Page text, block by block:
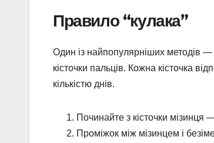
Правило “кулака”
Один із найпопулярніших методів —
кісточки пальців. Кожна кісточка
кількістю днів.
Починайте з кісточки мізинця
Проміжок між мізинцем і